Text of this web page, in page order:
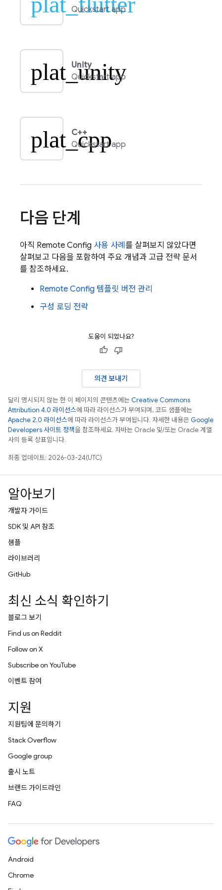
Quickstart app
plat_unity
Unity
Quickstart app
plat_cpp
C++
Quickstart app
다음 단계
아직 Remote Config 사용 사례 를 살펴보지 않았다면
살펴보고 다음을 포함하여 주요 개념과 고급 전략 문서
를 참조하세요.
Remote Config 템플릿 버전 관리
구성 로딩 전략
도움이 되었나요?
의견 보내기
달리 명시되지 않는 한 이 페이지의 콘텐츠에는 Creative Commons
Attribution 4.0 라이선스에 따라 라이선스가 부여되며, 코드 샘플에는
Apache 2.0 라이선스에 따라 라이선스가 부여됩니다. 자세한 내용은 Google
Developers 사이트 정책을 참조하세요. 자바는 Oracle 및/또는 Oracle 계열
사의 등록 상표입니다.
최종 업데이트: 2026-03-24(UTC)
알아보기
개발자 가이드
SDK 및 API 참조
샘플
라이브러리
GitHub
최신 소식 확인하기
블로그 보기
Find us on Reddit
Follow on X
Subscribe on YouTube
이벤트 참여
지원
지원팀에 문의하기
Stack Overflow
Google group
출시 노트
브랜드 가이드라인
FAQ
Android
Chrome